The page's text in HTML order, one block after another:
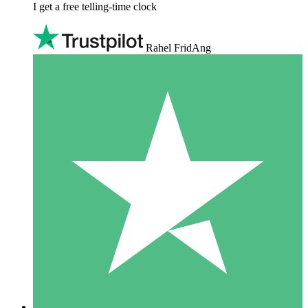
I get a free telling-time clock
Rahel FridAng